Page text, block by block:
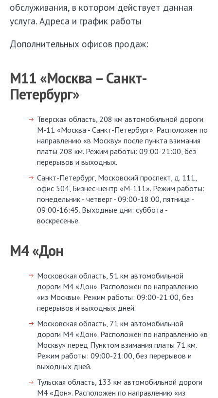
обслуживания, в котором действует данная
услуга. Адреса и график работы
Дополнительных офисов продаж:
М11 «Москва – Санкт-
Петербург»
Тверская область, 208 км автомобильной дороги
М-11 «Москва - Санкт-Петербург». Расположен по
направлению «в Москву» после пункта взимания
платы 208 км. Режим работы: 09:00-21:00, без
перерывов и выходных.
Санкт-Петербург, Московский проспект, д. 111,
офис 504, Бизнес-центр «М-111». Режим работы:
понедельник - четверг - 09:00-18:00, пятница -
09:00-16:45. Выходные дни: суббота -
воскресенье.
М4 «Дон
Московская область, 51 км автомобильной
дороги М4 «Дон». Расположен по направлению
«из Москвы». Режим работы: 09:00-21:00, без
перерывов и выходных дней.
Московская область, 71 км автомобильной
дороги М4 «Дон». Расположен по направлению «в
Москву» перед Пунктом взимания платы 71 км.
Режим работы: 09:00-21:00, без перерывов и
выходных дней.
Тульская область, 133 км автомобильной дороги
М4 «Дон». Расположен по направлению «из